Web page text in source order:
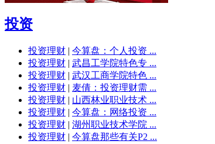
投资
投资理财 | 今算盘：个人投资 ...
投资理财 | 武昌工学院特色专 ...
投资理财 | 武汉工商学院特色 ...
投资理财 | 麦倩：投资理财需 ...
投资理财 | 山西林业职业技术 ...
投资理财 | 今算盘：网络投资 ...
投资理财 | 湖州职业技术学院 ...
投资理财 | 今算盘那些有关P2 ...